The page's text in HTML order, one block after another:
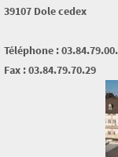
39107 Dole cedex
Téléphone :
Fax : 03.84.79.70.29